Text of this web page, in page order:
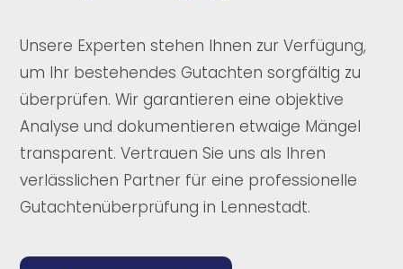
Unsere Experten stehen Ihnen zur Verfügung,
um Ihr bestehendes Gutachten sorgfältig zu
überprüfen. Wir garantieren eine objektive
Analyse und dokumentieren etwaige Mängel
transparent. Vertrauen Sie uns als Ihren
verlässlichen Partner für eine professionelle
Gutachtenüberprüfung in Lennestadt.